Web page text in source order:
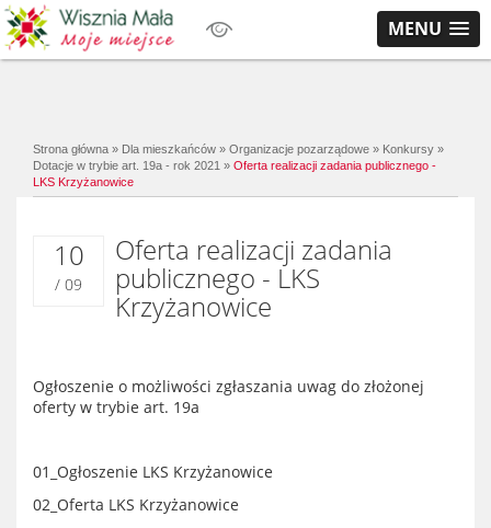
MENU
Strona główna » Dla mieszkańców » Organizacje pozarządowe » Konkursy »
Dotacje w trybie art. 19a - rok 2021 » Oferta realizacji zadania publicznego -
LKS Krzyżanowice
10
/ 09
Oferta realizacji zadania
publicznego - LKS
Krzyżanowice
Ogłoszenie o możliwości zgłaszania uwag do złożonej
oferty w trybie art. 19a
01_Ogłoszenie LKS Krzyżanowice
02_Oferta LKS Krzyżanowice